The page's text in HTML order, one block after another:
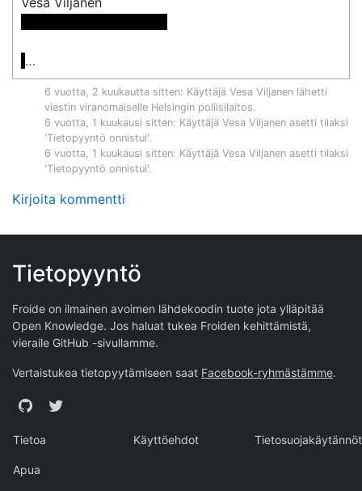
…
6 vuotta, 2 kuukautta sitten: Käyttäjä Vesa Viljanen lähetti
viestin viranomaiselle Helsingin poliisilaitos.
6 vuotta, 1 kuukausi sitten: Käyttäjä Vesa Viljanen asetti tilaksi
'Tietopyyntö onnistui'.
6 vuotta, 1 kuukausi sitten: Käyttäjä Vesa Viljanen asetti tilaksi
'Tietopyyntö onnistui'.
Kirjoita kommentti
Tietopyyntö
Froide on ilmainen avoimen lähdekoodin tuote jota ylläpitää
Open Knowledge. Jos haluat tukea Froiden kehittämistä,
vieraile GitHub -sivullamme.
Vertaistukea tietopyytämiseen saat Facebook-ryhmästämme.
GitHubTwitter
Tietoa Käyttöehdot Tietosuojakäytännöt
Apua